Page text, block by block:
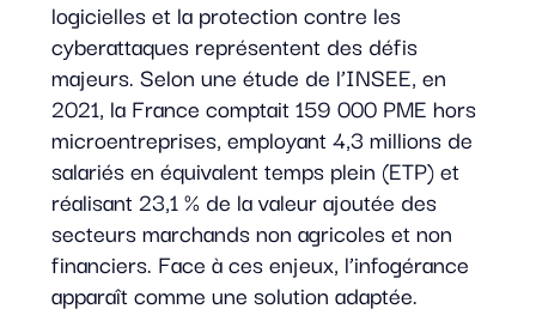
logicielles et la protection contre les
cyberattaques représentent des défis
majeurs. Selon une étude de l’INSEE, en
2021, la France comptait 159 000 PME hors
microentreprises, employant 4,3 millions de
salariés en équivalent temps plein (ETP) et
réalisant 23,1 % de la valeur ajoutée des
secteurs marchands non agricoles et non
financiers. Face à ces enjeux, l’infogérance
apparaît comme une solution adaptée.